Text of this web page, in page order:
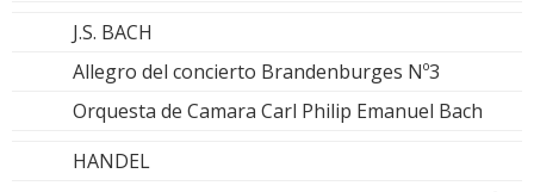
J.S. BACH
Allegro del concierto Brandenburges Nº3
Orquesta de Camara Carl Philip Emanuel Bach
HANDEL